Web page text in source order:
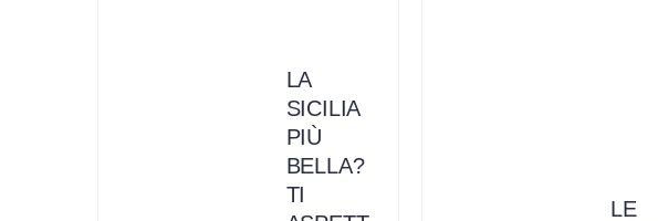
LA
SICILIA
PIÙ
BELLA?
TI
LE